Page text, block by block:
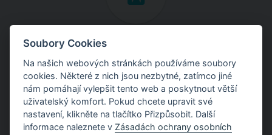
Inženýrské manuály
Stáhněte si manuály s teoretickými i praktickými ukázkami
použití programů.
Soubory Cookies
Na našich webových stránkách používáme soubory
cookies. Některé z nich jsou nezbytné, zatímco jiné
nám pomáhají vylepšit tento web a poskytnout větší
uživatelský komfort. Pokud chcete upravit své
nastavení, klikněte na tlačítko Přizpůsobit. Další
informace naleznete v Zásadách ochrany osobních